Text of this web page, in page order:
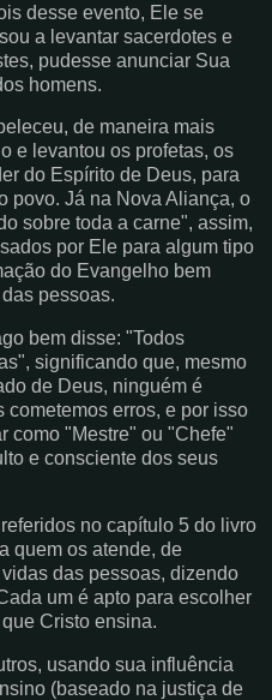
desse evento, Ele se
a levantar sacerdotes e
pudesse anunciar Sua
homens.
de maneira mais
e levantou os profetas, os
do Espírito de Deus, para
povo. Já na Nova Aliança, o
sobre toda a carne", assim,
por Ele para algum tipo
do Evangelho bem
pessoas.
bem disse: "Todos
significando que, mesmo
de Deus, ninguém é
cometemos erros, e por isso
como "Mestre" ou "Chefe"
e consciente dos seus
no capítulo 5 do livro
quem os atende, de
das pessoas, dizendo
um é apto para escolher
Cristo ensina.
usando sua influência
(baseado na justiça de